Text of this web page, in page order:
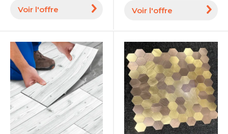
Parfaites pour Carreaux
HOFloor, 20x20cm, 10
Voir l'offre Voir l'offre